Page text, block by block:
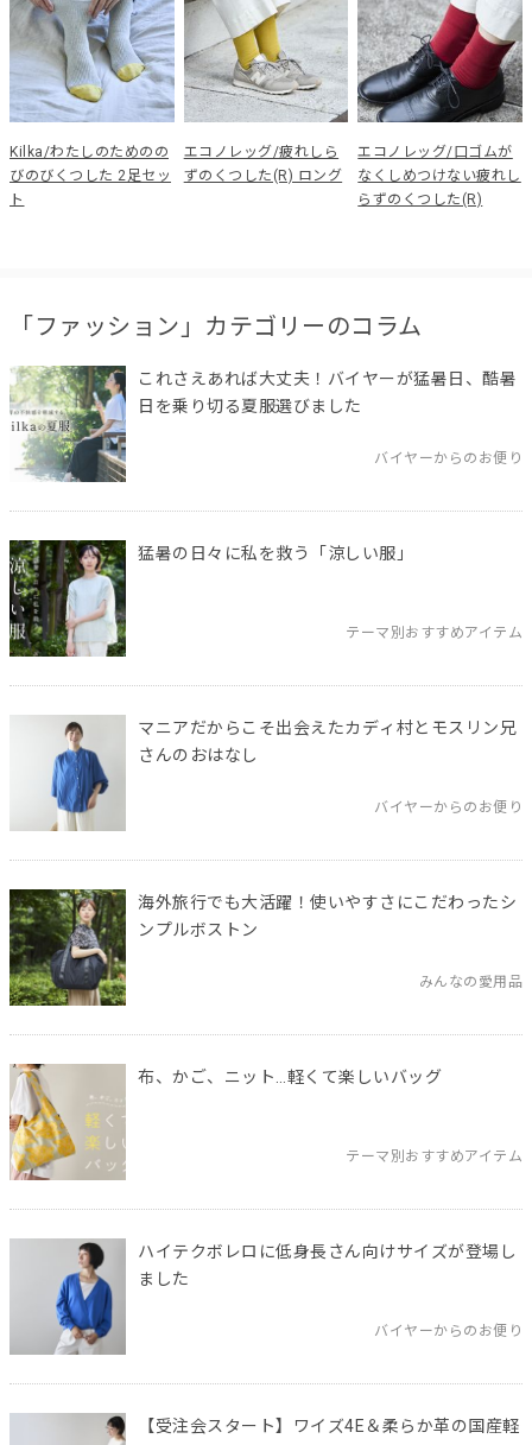
Kilka/わたしのためのの
びのびくつした 2足セッ
ト
エコノレッグ/疲れしら
ずのくつした(R) ロング
エコノレッグ/口ゴムが
なくしめつけない疲れし
らずのくつした(R)
「ファッション」カテゴリーのコラム
これさえあれば大丈夫！バイヤーが猛暑日、酷暑
日を乗り切る夏服選びました
バイヤーからのお便り
猛暑の日々に私を救う「涼しい服」
テーマ別おすすめアイテム
マニアだからこそ出会えたカディ村とモスリン兄
さんのおはなし
バイヤーからのお便り
海外旅行でも大活躍！使いやすさにこだわったシ
ンプルボストン
みんなの愛用品
布、かご、ニット…軽くて楽しいバッグ
テーマ別おすすめアイテム
ハイテクボレロに低身長さん向けサイズが登場し
ました
バイヤーからのお便り
【受注会スタート】ワイズ4E＆柔らか革の国産軽